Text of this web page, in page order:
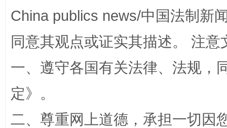
站台名比不上好声名
China publics news/中国法制新
同意其观点或证实其描述。 注
一、遵守各国有关法律、法规，
定》。
二、尊重网上道德，承担一切因